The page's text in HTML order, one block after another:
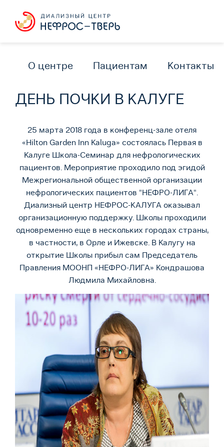
О центре Пациентам Контакты
ДЕНЬ ПОЧКИ В КАЛУГЕ
25 марта 2018 года в конференц-зале отеля
«Hilton Garden Inn Kaluga» состоялась Первая в
Калуге Школа-Семинар для нефрологических
пациентов. Мероприятие проходило под эгидой
Межрегиональной общественной организации
нефрологических пациентов "НЕФРО-ЛИГА".
Диализный центр НЕФРОС-КАЛУГА оказывал
организационную поддержку. Школы проходили
одновременно еще в нескольких городах страны,
в частности, в Орле и Ижевске. В Калугу на
открытие Школы прибыл сам Председатель
Правления МООНП «НЕФРО-ЛИГА» Кондрашова
Людмила Михайловна.